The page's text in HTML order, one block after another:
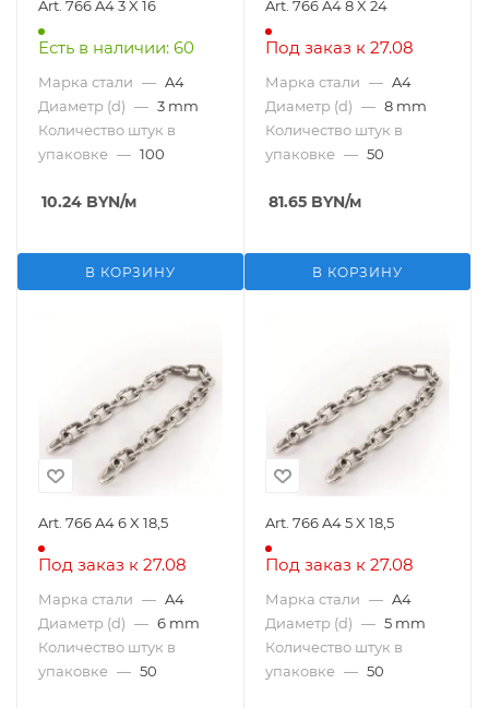
Art. 766 A4 3 X 16
Есть в наличии: 60
Марка стали — A4
Диаметр (d) — 3 mm
Количество штук в
упаковке — 100
10.24 BYN/м
В КОРЗИНУ
Art. 766 A4 8 X 24
Под заказ к 27.08
Марка стали — A4
Диаметр (d) — 8 mm
Количество штук в
упаковке — 50
81.65 BYN/м
В КОРЗИНУ
Art. 766 A4 6 X 18,5
Под заказ к 27.08
Марка стали — A4
Диаметр (d) — 6 mm
Количество штук в
упаковке — 50
Art. 766 A4 5 X 18,5
Под заказ к 27.08
Марка стали — A4
Диаметр (d) — 5 mm
Количество штук в
упаковке — 50